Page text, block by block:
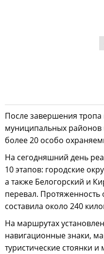
После завершения
муниципальных районов
более 20 особо
На сегодняшний день
10 этапов: городские
а также Белогорский и
перевал. Протяженность
составила около 240
На маршрутах
навигационные знаки,
туристические стоянки